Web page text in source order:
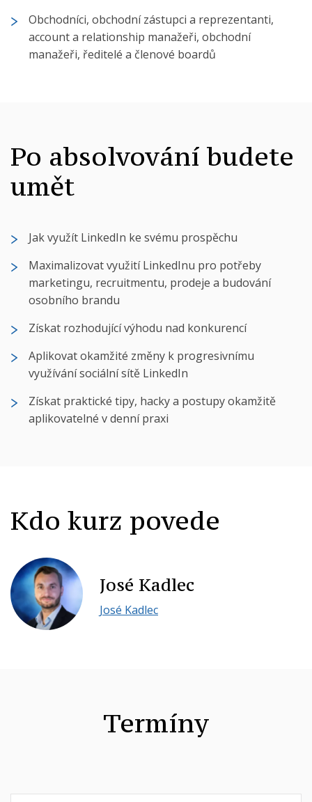
Obchodníci, obchodní zástupci a reprezentanti,
account a relationship manažeři, obchodní
manažeři, ředitelé a členové boardů
Po absolvování budete
umět
Jak využít LinkedIn ke svému prospěchu
Maximalizovat využití LinkedInu pro potřeby
marketingu, recruitmentu, prodeje a budování
osobního brandu
Získat rozhodující výhodu nad konkurencí
Aplikovat okamžité změny k progresivnímu
využívání sociální sítě LinkedIn
Získat praktické tipy, hacky a postupy okamžitě
aplikovatelné v denní praxi
Kdo kurz povede
José Kadlec
José Kadlec
Termíny